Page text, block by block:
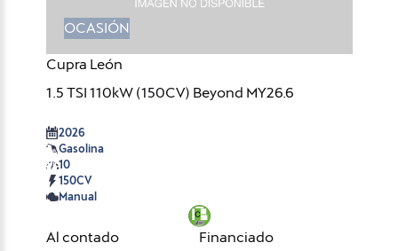
OCASIÓN
Cupra León
1.5 TSI 110kW (150CV) Beyond MY26.6
2026
Gasolina
10
150CV
Manual
Al contado
Financiado